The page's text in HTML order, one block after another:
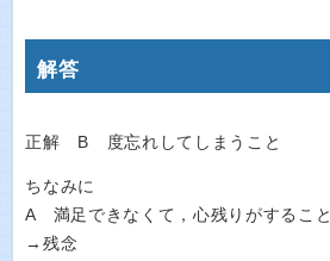
解答
正解 B 度忘れしてしまうこと
ちなみに
A 満足できなくて，心残りがすること
→残念